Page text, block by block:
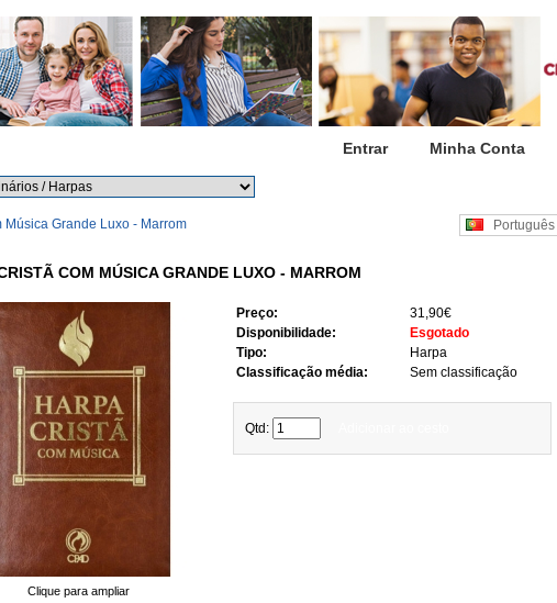
Entrar Minha Conta
Música Grande Luxo - Marrom Português
COM MÚSICA GRANDE LUXO - MARROM
Clique para ampliar
Preço:
31,90€
Disponibilidade:
Esgotado
Tipo:
Harpa
Classificação média:
Sem classificação
Qtd: